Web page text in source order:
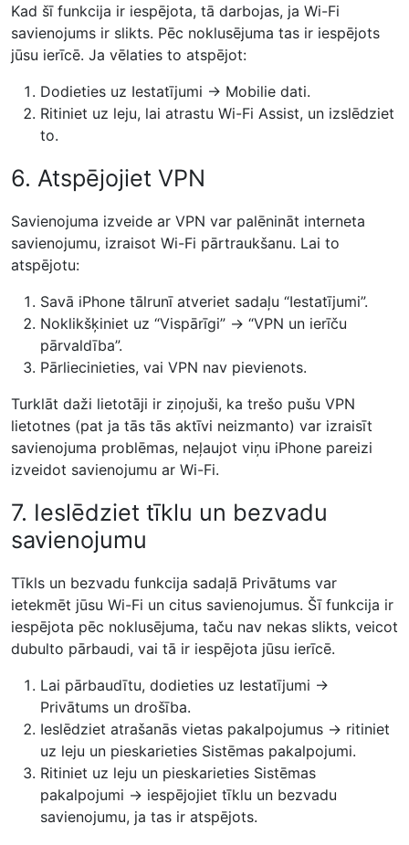
Kad šī funkcija ir iespējota, tā darbojas, ja Wi-Fi
savienojums ir slikts. Pēc noklusējuma tas ir iespējots
jūsu ierīcē. Ja vēlaties to atspējot:
Dodieties uz Iestatījumi → Mobilie dati.
Ritiniet uz leju, lai atrastu Wi-Fi Assist, un izslēdziet
to.
6. Atspējojiet VPN
Savienojuma izveide ar VPN var palēnināt interneta
savienojumu, izraisot Wi-Fi pārtraukšanu. Lai to
atspējotu:
Savā iPhone tālrunī atveriet sadaļu “Iestatījumi”.
Noklikšķiniet uz “Vispārīgi” → “VPN un ierīču
pārvaldība”.
Pārliecinieties, vai VPN nav pievienots.
Turklāt daži lietotāji ir ziņojuši, ka trešo pušu VPN
lietotnes (pat ja tās tās aktīvi neizmanto) var izraisīt
savienojuma problēmas, neļaujot viņu iPhone pareizi
izveidot savienojumu ar Wi-Fi.
7. Ieslēdziet tīklu un bezvadu
savienojumu
Tīkls un bezvadu funkcija sadaļā Privātums var
ietekmēt jūsu Wi-Fi un citus savienojumus. Šī funkcija ir
iespējota pēc noklusējuma, taču nav nekas slikts, veicot
dubulto pārbaudi, vai tā ir iespējota jūsu ierīcē.
Lai pārbaudītu, dodieties uz Iestatījumi →
Privātums un drošība.
Ieslēdziet atrašanās vietas pakalpojumus → ritiniet
uz leju un pieskarieties Sistēmas pakalpojumi.
Ritiniet uz leju un pieskarieties Sistēmas
pakalpojumi → iespējojiet tīklu un bezvadu
savienojumu, ja tas ir atspējots.